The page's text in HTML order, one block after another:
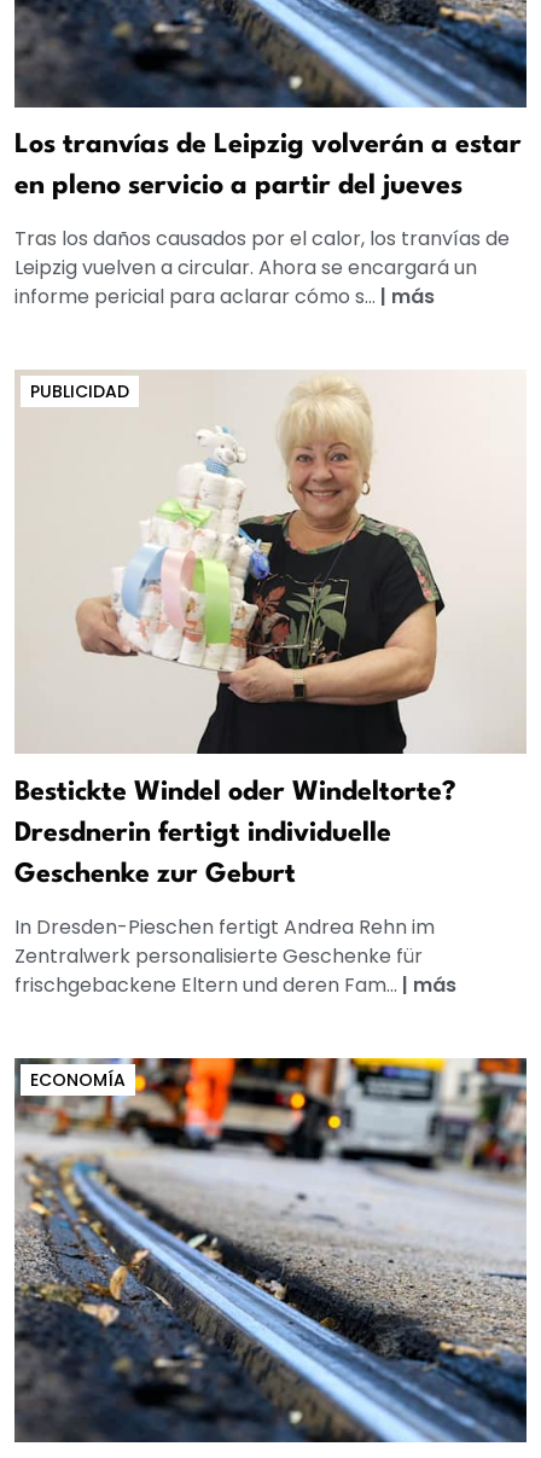
Los tranvías de Leipzig volverán a estar
en pleno servicio a partir del jueves
Tras los daños causados por el calor, los tranvías de
Leipzig vuelven a circular. Ahora se encargará un
informe pericial para aclarar cómo s... | más
PUBLICIDAD
Bestickte Windel oder Windeltorte?
Dresdnerin fertigt individuelle
Geschenke zur Geburt
In Dresden-Pieschen fertigt Andrea Rehn im
Zentralwerk personalisierte Geschenke für
frischgebackene Eltern und deren Fam... | más
ECONOMÍA